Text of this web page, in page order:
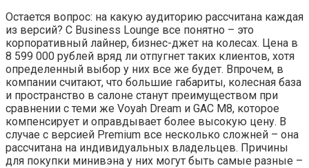
Остается вопрос: на какую аудиторию рассчитана каждая
из версий? С Business Lounge все понятно – это
корпоративный лайнер, бизнес-джет на колесах. Цена в
8 599 000 рублей вряд ли отпугнет таких клиентов, хотя
определенный выбор у них все же будет. Впрочем, в
компании считают, что большие габариты, колесная база
и пространство в салоне станут преимуществом при
сравнении с теми же Voyah Dream и GAC M8, которое
компенсирует и оправдывает более высокую цену. В
случае с версией Premium все несколько сложней – она
рассчитана на индивидуальных владельцев. Причины
для покупки минивэна у них могут быть самые разные –